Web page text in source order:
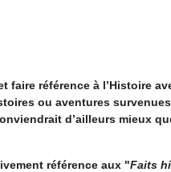
faire référence à l’Histoire
ou aventures
d’ailleurs mieux
référence aux "Faits